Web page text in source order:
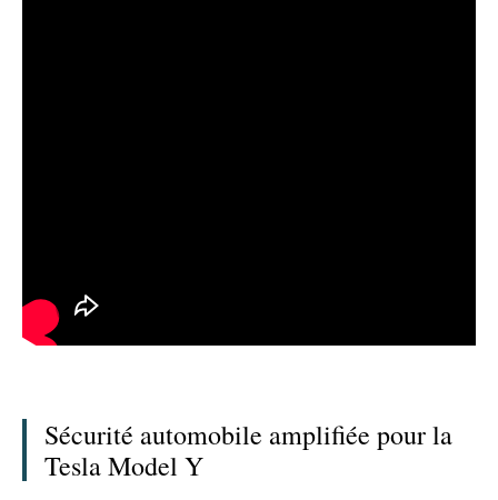
Sécurité automobile amplifiée pour la
Tesla Model Y